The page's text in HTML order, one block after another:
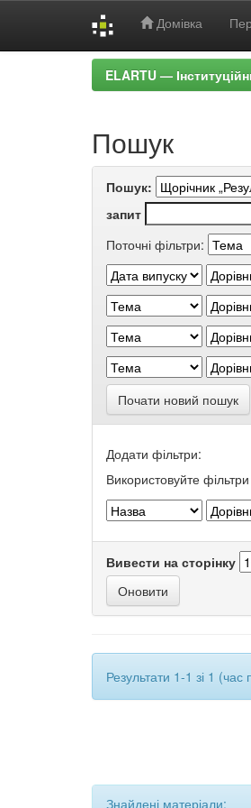
Домівка
ELARTU —
Пошук
Пошук:
запит
Поточні фільтри:
Почати новий пошук
Додати фільтри:
Використовуйте
Вивести на сторінку
Результати 1-1 зі 1
Знайдені матеріали: